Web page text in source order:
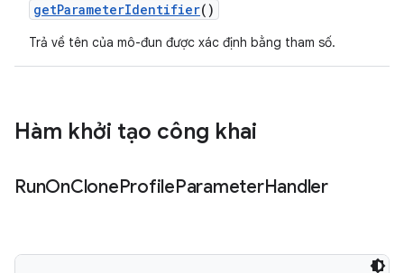
getParameterIdentifier()
Trả về tên của mô-đun được xác định bằng tham số.
Hàm khởi tạo công khai
RunOnCloneProfileParameterHandler